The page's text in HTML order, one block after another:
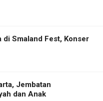
di Smaland Fest, Konser
Jembatan
dan Anak